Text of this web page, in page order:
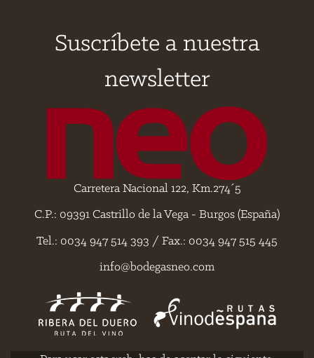
Suscríbete a nuestra
newsletter
Carretera Nacional 122, Km.274´5
C.P.: 09391 Castrillo de la Vega - Burgos (España)
Tel.: 0034 947 514 393 / Fax.: 0034 947 515 445
info@bodegasneo.com